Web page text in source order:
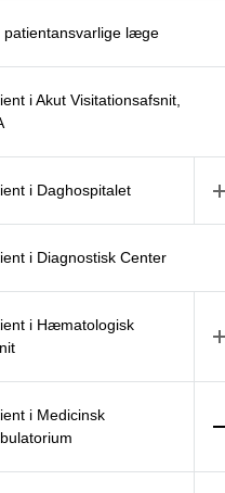
patientansvarlige læge
i Akut Visitationsafsnit,
i Daghospitalet
i Diagnostisk Center
i Hæmatologisk
i Medicinsk